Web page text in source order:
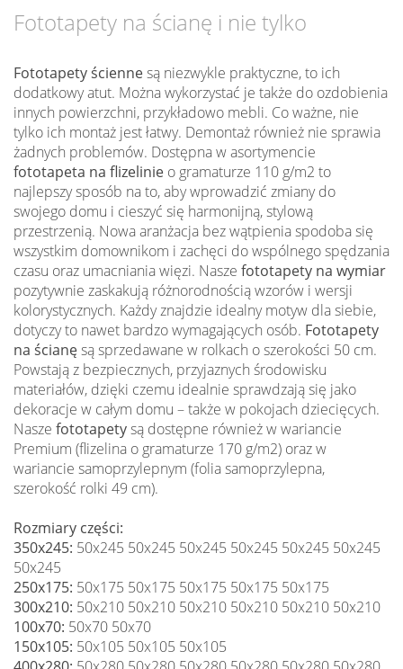
Fototapety na ścianę i nie tylko
Fototapety ściennesą niezwykle praktyczne, to ich
dodatkowy atut. Można wykorzystać je także do ozdobienia
innych powierzchni, przykładowo mebli. Co ważne, nie
tylko ich montaż jest łatwy. Demontaż również nie sprawia
żadnych problemów. Dostępna w asortymencie
fototapeta na flizelinie o gramaturze 110 g/m2 to
najlepszy sposób na to, aby wprowadzić zmiany do
swojego domu i cieszyć się harmonijną, stylową
przestrzenią. Nowa aranżacja bez wątpienia spodoba się
wszystkim domownikom i zachęci do wspólnego spędzania
czasu oraz umacniania więzi. Nasze fototapety na wymiar
pozytywnie zaskakują różnorodnością wzorów i wersji
kolorystycznych. Każdy znajdzie idealny motyw dla siebie,
dotyczy to nawet bardzo wymagających osób. Fototapety
na ścianęsą sprzedawane w rolkach o szerokości 50 cm.
Powstają z bezpiecznych, przyjaznych środowisku
materiałów, dzięki czemu idealnie sprawdzają się jako
dekoracje w całym domu – także w pokojach dziecięcych.
Nasze fototapetysą dostępne również w wariancie
Premium (flizelina o gramaturze 170 g/m2) oraz w
wariancie samoprzylepnym (folia samoprzylepna,
szerokość rolki 49 cm).
Rozmiary części:
350x245: 50x245 50x245 50x245 50x245 50x245 50x245
50x245
250x175: 50x175 50x175 50x175 50x175 50x175
300x210: 50x210 50x210 50x210 50x210 50x210 50x210
100x70: 50x70 50x70
150x105: 50x105 50x105 50x105